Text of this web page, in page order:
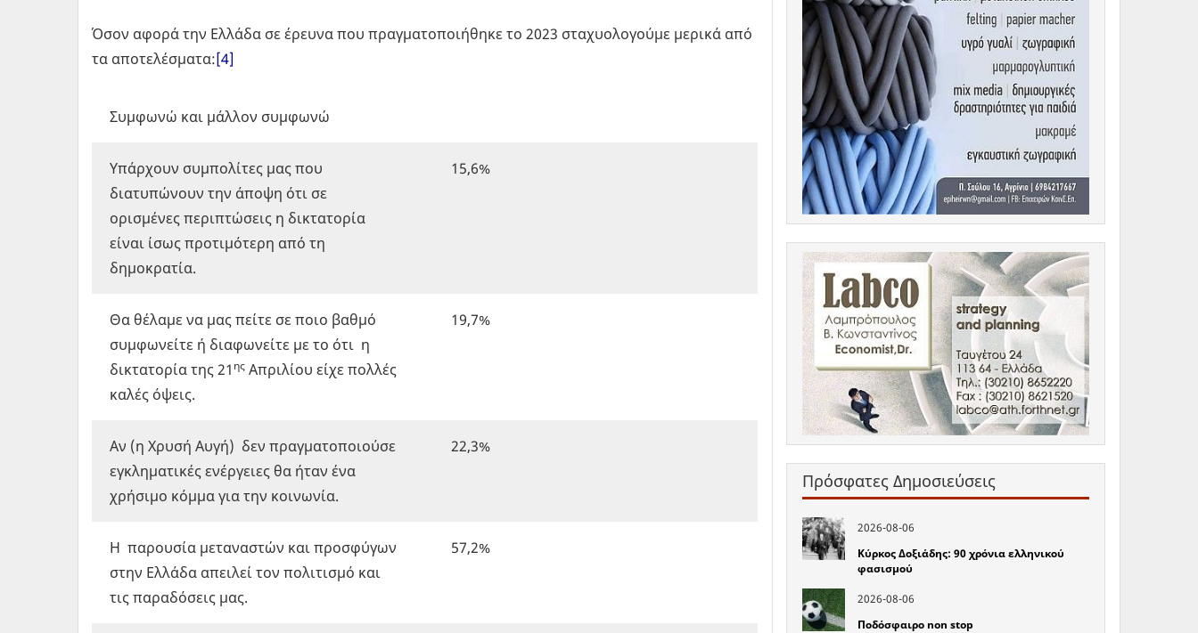
Όσον αφορά την Ελλάδα σε έρευνα που πραγματοποιήθηκε το 2023 σταχυολογούμε μερικά από
τα αποτελέσματα:[4]
Συμφωνώ και μάλλον συμφωνώ
Υπάρχουν συμπολίτες μας που
διατυπώνουν την άποψη ότι σε
ορισμένες περιπτώσεις η δικτατορία
είναι ίσως προτιμότερη από τη
δημοκρατία.
15,6%
Θα θέλαμε να μας πείτε σε ποιο βαθμό
συμφωνείτε ή διαφωνείτε με το ότι η
δικτατορία της 21 ης Απριλίου είχε πολλές
καλές όψεις.
19,7%
Αν (η Χρυσή Αυγή) δεν πραγματοποιούσε
εγκληματικές ενέργειες θα ήταν ένα
χρήσιμο κόμμα για την κοινωνία.
22,3%
Η παρουσία μεταναστών και προσφύγων
στην Ελλάδα απειλεί τον πολιτισμό και
τις παραδόσεις μας.
57,2%
Πρόσφατες Δημοσιεύσεις
2026-08-06
Κύρκος Δοξιάδης: 90 χρόνια ελληνικού
φασισμού
2026-08-06
Ποδόσφαιρο non stop